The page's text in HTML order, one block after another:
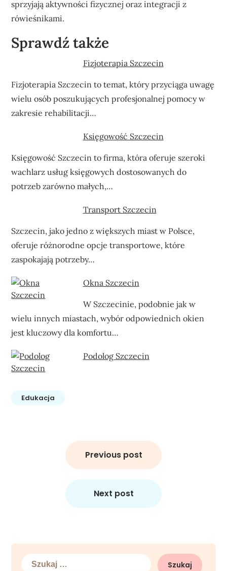
sprzyjają aktywności fizycznej oraz integracji z
rówieśnikami.
Sprawdź także
Fizjoterapia Szczecin
Fizjoterapia Szczecin to temat, który przyciąga uwagę
wielu osób poszukujących profesjonalnej pomocy w
zakresie rehabilitacji…
Księgowość Szczecin
Księgowość Szczecin to firma, która oferuje szeroki
wachlarz usług księgowych dostosowanych do
potrzeb zarówno małych,…
Transport Szczecin
Szczecin, jako jedno z większych miast w Polsce,
oferuje różnorodne opcje transportowe, które
zaspokajają potrzeby…
Okna Szczecin
W Szczecinie, podobnie jak w
wielu innych miastach, wybór odpowiednich okien
jest kluczowy dla komfortu…
Podolog Szczecin
Edukacja
Previous post
Next post
Szukaj: